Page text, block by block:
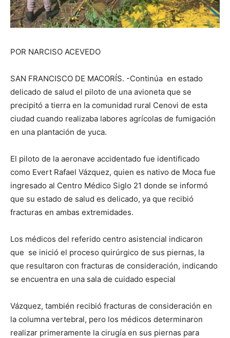
POR NARCISO ACEVEDO
SAN FRANCISCO DE MACORÍS. -Continúa en estado
delicado de salud el piloto de una avioneta que se
precipitó a tierra en la comunidad rural Cenovi de esta
ciudad cuando realizaba labores agrícolas de fumigación
en una plantación de yuca.
El piloto de la aeronave accidentado fue identificado
como Evert Rafael Vázquez, quien es nativo de Moca fue
ingresado al Centro Médico Siglo 21 donde se informó
que su estado de salud es delicado, ya que recibió
fracturas en ambas extremidades.
Los médicos del referido centro asistencial indicaron
que se inició el proceso quirúrgico de sus piernas, la
que resultaron con fracturas de consideración, indicando
se encuentra en una sala de cuidado especial
Vázquez, también recibió fracturas de consideración en
la columna vertebral, pero los médicos determinaron
realizar primeramente la cirugía en sus piernas para